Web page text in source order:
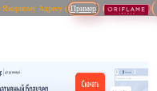
Якорному Адресу ( Пример